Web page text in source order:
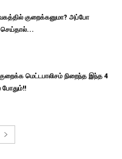
குறைக்கனுமா? அப்போ
செய்தால்...
மெட்டபாலிசம் நிறைந்த இந்த 4
போதும்!!